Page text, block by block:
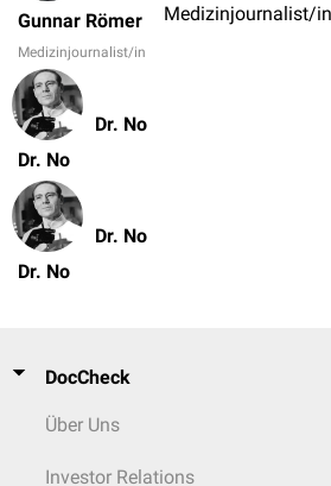
Gunnar Römer
Medizinjournalist/in
Medizinjournalist/in
Dr. No
Dr. No
Dr. No
Dr. No
DocCheck
Über Uns
Investor Relations